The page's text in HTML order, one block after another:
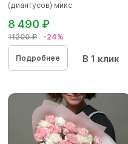
(диантусов) микс
11200 ₽ -24%
8 490 ₽
Подробнее В 1 клик